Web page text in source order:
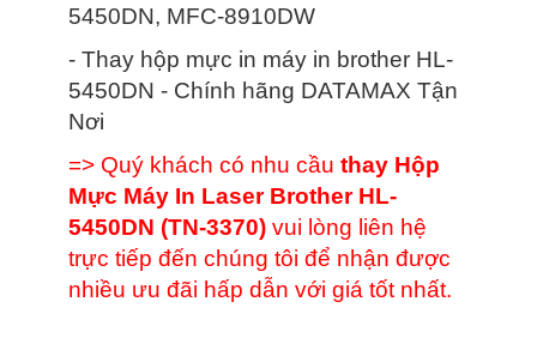
5450DN, MFC-8910DW
- Thay hộp mực in máy in brother HL-
5450DN - Chính hãng DATAMAX Tận
Nơi
=> Quý khách có nhu cầuthay Hộp
Mực Máy In Laser Brother HL-
5450DN (TN-3370) vui lòng liên hệ
trực tiếp đến chúng tôi để nhận được
nhiều ưu đãi hấp dẫn với giá tốt nhất.